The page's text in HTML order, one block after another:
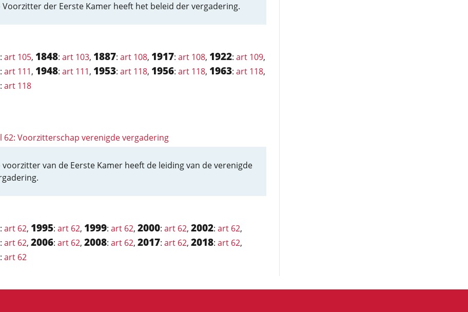
Voorzitter der Eerste Kamer heeft het beleid der vergadering.
: art 105, 1848: art 103, 1887: art 108, 1917: art 108, 1922: art 109,
: art 111, 1948: art 111, 1953: art 118, 1956: art 118, 1963: art 118,
: art 118
62: Voorzitterschap verenigde vergadering
voorzitter van de Eerste Kamer heeft de leiding van de verenigde
: art 62, 1995: art 62, 1999: art 62, 2000: art 62, 2002: art 62,
: art 62, 2006: art 62, 2008: art 62, 2017: art 62, 2018: art 62,
: art 62